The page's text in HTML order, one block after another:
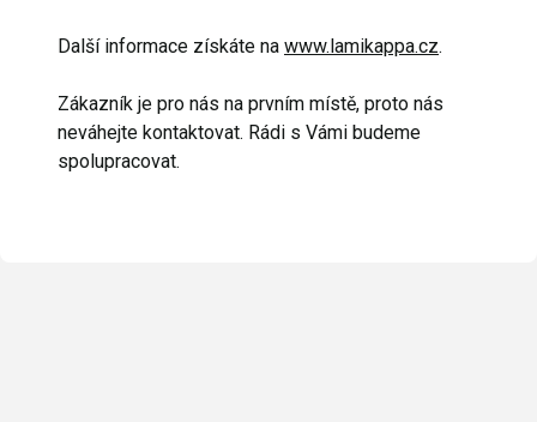
Další informace získáte na www.lamikappa.cz.
Zákazník je pro nás na prvním místě, proto nás
neváhejte kontaktovat. Rádi s Vámi budeme
spolupracovat.